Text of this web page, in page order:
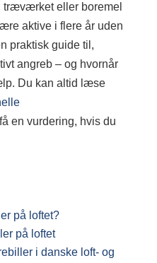
træværket eller boremel
aktive i flere år uden
praktisk guide til,
angreb – og hvornår
Du kan altid læse
en vurdering, hvis du
på loftet?
på loftet
i danske loft- og